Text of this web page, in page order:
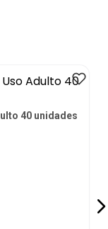
40 unidades